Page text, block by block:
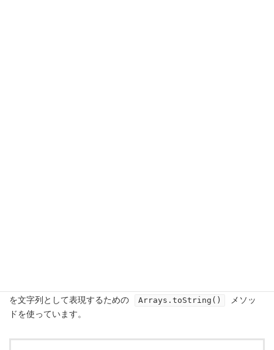
を文字列として表現するための
Arrays.toString()
メソッ
ドを使っています。